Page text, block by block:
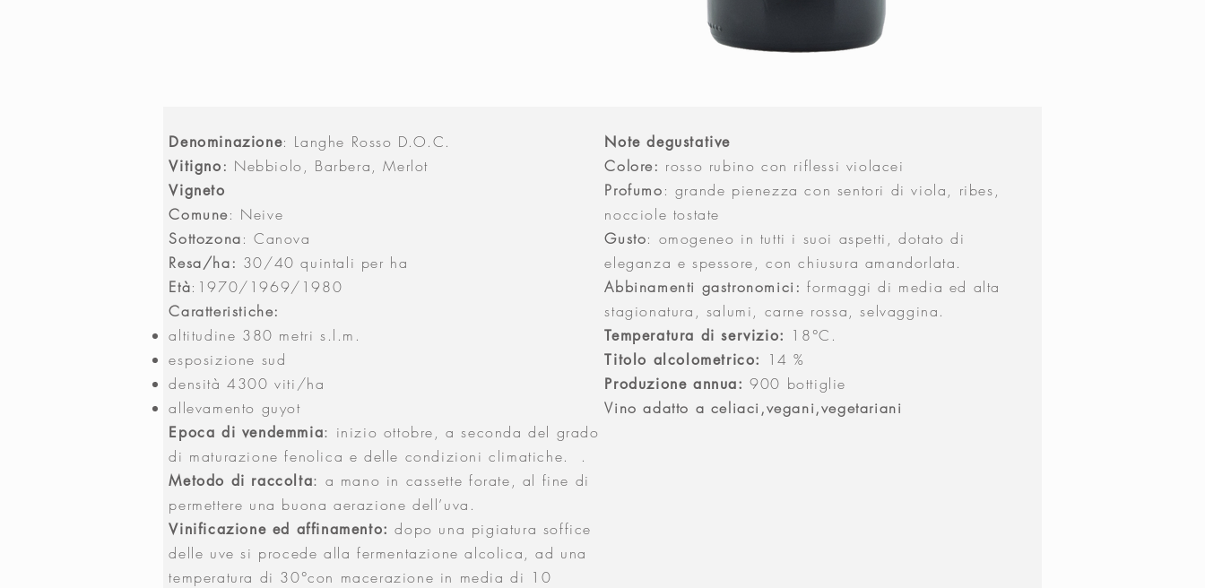
Denominazione: Langhe Rosso D.O.C.
Vitigno: Nebbiolo, Barbera, Merlot
Vigneto
Comune: Neive
Sottozona: Canova
Resa/ha: 30/40 quintali per ha
Età:1970/1969/1980
Caratteristiche:
altitudine 380 metri s.l.m.
esposizione sud
densità 4300 viti/ha
allevamento guyot
Epoca di vendemmia: inizio ottobre, a seconda del grado
di maturazione fenolica e delle condizioni climatiche. .
Metodo di raccolta: a mano in cassette forate, al fine di
permettere una buona aerazione dell’uva.
Vinificazione ed affinamento: dopo una pigiatura soffice
delle uve si procede alla fermentazione alcolica, ad una
temperatura di 30°con macerazione in media di 10
Note degustative
Colore: rosso rubino con riflessi violacei
Profumo: grande pienezza con sentori di viola, ribes,
nocciole tostate
Gusto: omogeneo in tutti i suoi aspetti, dotato di
eleganza e spessore, con chiusura amandorlata.
Abbinamenti gastronomici: formaggi di media ed alta
stagionatura, salumi, carne rossa, selvaggina.
Temperatura di servizio: 18°C.
Titolo alcolometrico: 14 %
Produzione annua: 900 bottiglie
Vino adatto a celiaci,vegani,vegetariani